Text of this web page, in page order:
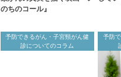
のちのコール』
予防できるがん・子宮頸がん健
診についてのコラム
予防